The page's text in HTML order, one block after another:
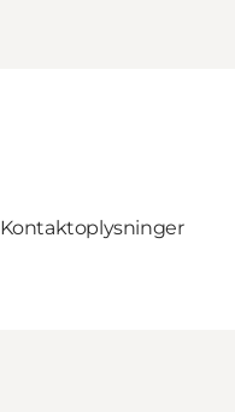
Kontaktoplysninger